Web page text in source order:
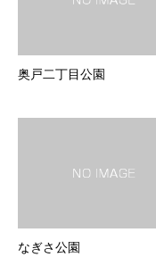
奥戸二丁目公園
なぎさ公園